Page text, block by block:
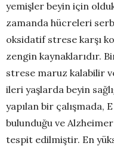
yemişler beyin için
zamanda hücreleri
oksidatif strese karşı
zengin kaynaklarıdır.
strese maruz kalabilir
ileri yaşlarda beyin
yapılan bir çalışmada,
bulunduğu ve Alzheimer
tespit edilmiştir. En